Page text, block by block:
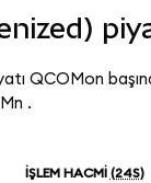
QCOMon
.
İŞLEM HACMI (24S)